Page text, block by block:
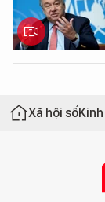
Xã hội số